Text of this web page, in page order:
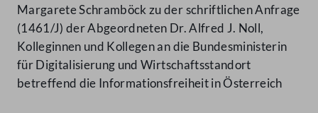
Margarete Schramböck zu der schriftlichen Anfrage
(1461/J) der Abgeordneten Dr. Alfred J. Noll,
Kolleginnen und Kollegen an die Bundesministerin
für Digitalisierung und Wirtschaftsstandort
betreffend die Informationsfreiheit in Österreich